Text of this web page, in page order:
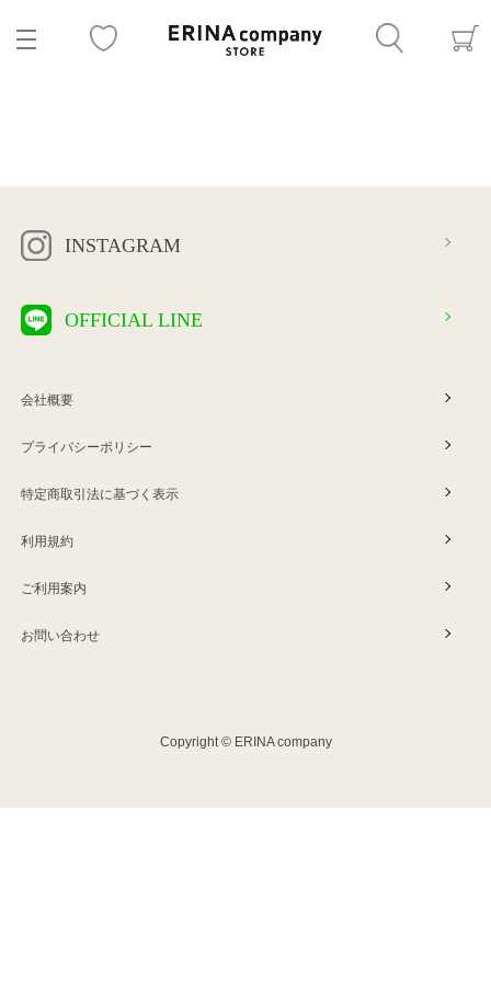
INSTAGRAM
OFFICIAL LINE
会社概要
プライバシーポリシー
特定商取引法に基づく表示
利用規約
ご利用案内
お問い合わせ
Copyright © ERINA company